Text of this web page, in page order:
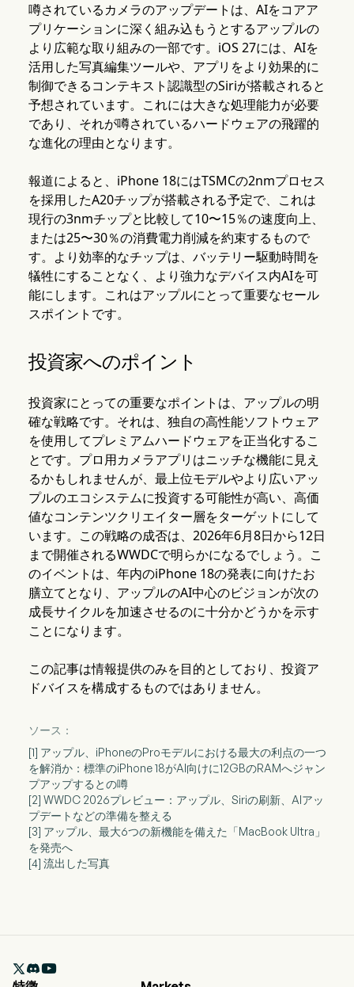
噂されているカメラのアップデートは、AIをコアア
プリケーションに深く組み込もうとするアップルの
より広範な取り組みの一部です。iOS 27には、AIを
活用した写真編集ツールや、アプリをより効果的に
制御できるコンテキスト認識型のSiriが搭載されると
予想されています。これには大きな処理能力が必要
であり、それが噂されているハードウェアの飛躍的
な進化の理由となります。
報道によると、iPhone 18にはTSMCの2nmプロセス
を採用したA20チップが搭載される予定で、これは
現行の3nmチップと比較して10〜15％の速度向上、
または25〜30％の消費電力削減を約束するもので
す。より効率的なチップは、バッテリー駆動時間を
犠牲にすることなく、より強力なデバイス内AIを可
能にします。これはアップルにとって重要なセール
スポイントです。
投資家へのポイント
投資家にとっての重要なポイントは、アップルの明
確な戦略です。それは、独自の高性能ソフトウェア
を使用してプレミアムハードウェアを正当化するこ
とです。プロ用カメラアプリはニッチな機能に見え
るかもしれませんが、最上位モデルやより広いアッ
プルのエコシステムに投資する可能性が高い、高価
値なコンテンツクリエイター層をターゲットにして
います。この戦略の成否は、2026年6月8日から12日
まで開催されるWWDCで明らかになるでしょう。こ
のイベントは、年内のiPhone 18の発表に向けたお
膳立てとなり、アップルのAI中心のビジョンが次の
成長サイクルを加速させるのに十分かどうかを示す
ことになります。
この記事は情報提供のみを目的としており、投資ア
ドバイスを構成するものではありません。
ソース：
[1] アップル、iPhoneのProモデルにおける最大の利点の一つ
を解消か：標準のiPhone 18がAI向けに12GBのRAMへジャン
プアップするとの噂
[2] WWDC 2026プレビュー：アップル、Siriの刷新、AIアッ
プデートなどの準備を整える
[3] アップル、最大6つの新機能を備えた「MacBook Ultra」
を発売へ
[4] 流出した写真
